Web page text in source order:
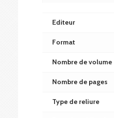
Editeur
Format
Nombre de volume
Nombre de pages
Type de reliure